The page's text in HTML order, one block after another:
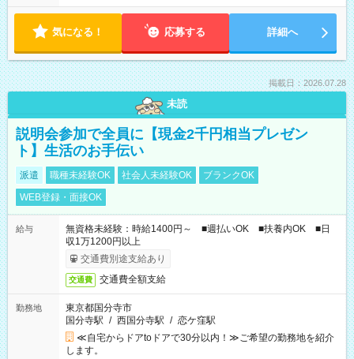
気になる！ 応募する 詳細へ
掲載日：2026.07.28
未読
説明会参加で全員に【現金2千円相当プレゼン
ト】生活のお手伝い
派遣 職種未経験OK 社会人未経験OK
ブランクOK
WEB登録・面接OK
給与
無資格未経験：時給1400円～ ■週払いOK ■扶養内OK ■日
収1万1200円以上
交通費別途支給あり
交通費 交通費全額支給
勤務地
東京都国分寺市
国分寺駅 / 西国分寺駅 / 恋ケ窪駅
≪自宅からドアtoドアで30分以内！≫ご希望の勤務地を紹介
します。